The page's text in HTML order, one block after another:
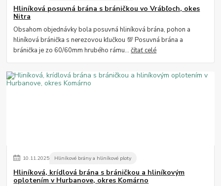
Hliníková posuvná brána s bráničkou vo Vrábľoch, okes
Nitra
Obsahom objednávky bola posuvná hliníková brána, pohon a
hliníková bránička s nerezovou kľučkou 💯 Posuvná brána a
bránička je zo 60/60mm hrubého rámu...čítať celé
10.11.2025 Hliníkové brány a hliníkové ploty
Hliníková, krídlová brána s bráničkou a hliníkovým
oplotením v Hurbanove, okres Komárno